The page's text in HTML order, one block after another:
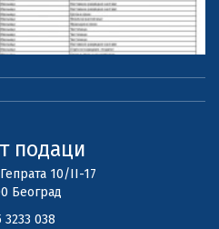
подаци
10/II-17
Београд
3233 038